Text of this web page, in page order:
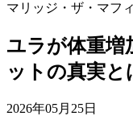
マリッジ・ザ・マフ
ユラが体重増
ットの真実と
2026年05月25日